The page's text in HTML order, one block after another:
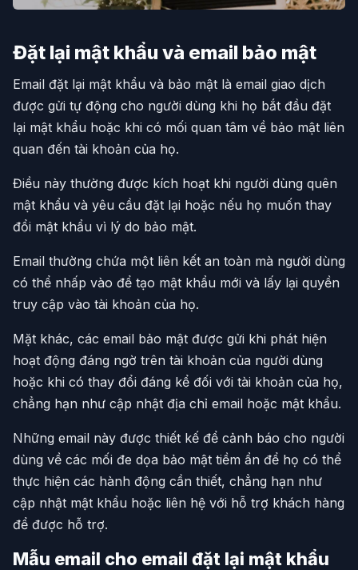
Đặt lại mật khẩu và email bảo mật
Email đặt lại mật khẩu và bảo mật là email giao dịch
được gửi tự động cho người dùng khi họ bắt đầu đặt
lại mật khẩu hoặc khi có mối quan tâm về bảo mật liên
quan đến tài khoản của họ.
Điều này thường được kích hoạt khi người dùng quên
mật khẩu và yêu cầu đặt lại hoặc nếu họ muốn thay
đổi mật khẩu vì lý do bảo mật.
Email thường chứa một liên kết an toàn mà người dùng
có thể nhấp vào để tạo mật khẩu mới và lấy lại quyền
truy cập vào tài khoản của họ.
Mặt khác, các email bảo mật được gửi khi phát hiện
hoạt động đáng ngờ trên tài khoản của người dùng
hoặc khi có thay đổi đáng kể đối với tài khoản của họ,
chẳng hạn như cập nhật địa chỉ email hoặc mật khẩu.
Những email này được thiết kế để cảnh báo cho người
dùng về các mối đe dọa bảo mật tiềm ẩn để họ có thể
thực hiện các hành động cần thiết, chẳng hạn như
cập nhật mật khẩu hoặc liên hệ với hỗ trợ khách hàng
để được hỗ trợ.
Mẫu email cho email đặt lại mật khẩu